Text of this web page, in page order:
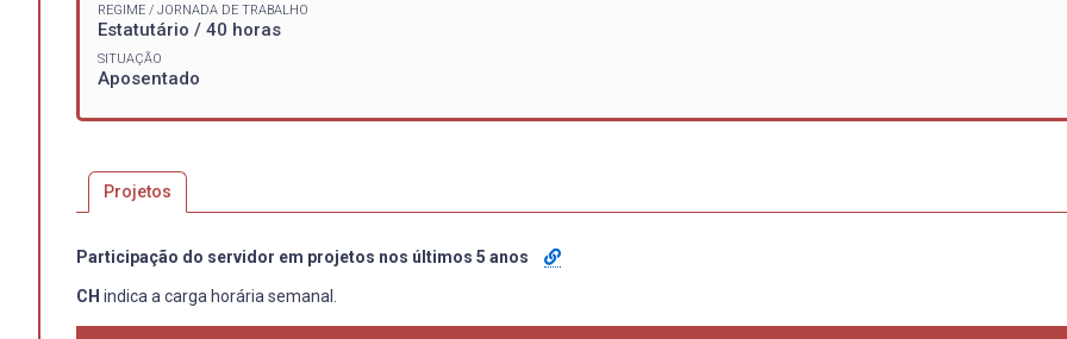
REGIME / JORNADA DE TRABALHO
Estatutário / 40 horas
SITUAÇÃO
Aposentado
Projetos
Participação do servidor em projetos nos últimos 5 anos
CH indica a carga horária semanal.